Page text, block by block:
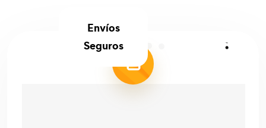
Envíos
Seguros